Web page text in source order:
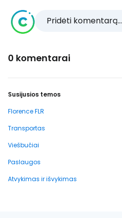
Pridėti komentarą...
0 komentarai
Susijusios temos
Florence FLR
Transportas
Viešbučiai
Paslaugos
Atvykimas ir išvykimas